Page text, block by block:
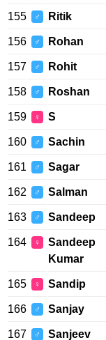
155 ♂ Ritik
156 ♂ Rohan
157 ♂ Rohit
158 ♂ Roshan
159 ♀ S
160 ♂ Sachin
161 ♂ Sagar
162 ♂ Salman
163 ♂ Sandeep
164 ♀
Sandeep
Kumar
165 ♀ Sandip
166 ♂ Sanjay
167 ♂ Sanjeev